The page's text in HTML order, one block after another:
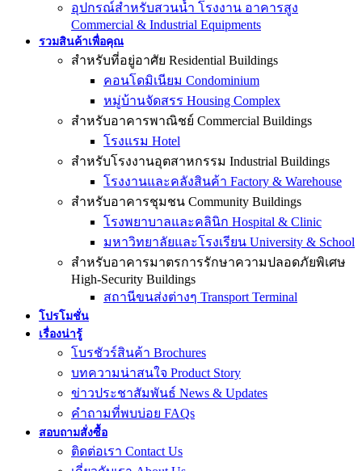
อุปกรณ์สำหรับสวนน้ำ โรงงาน อาคารสูง
Commercial & Industrial Equipments
รวมสินค้าเพื่อคุณ
สำหรับที่อยู่อาศัย Residential Buildings
คอนโดมิเนียม Condominium
หมู่บ้านจัดสรร Housing Complex
สำหรับอาคารพาณิชย์ Commercial Buildings
โรงแรม Hotel
สำหรับโรงงานอุตสาหกรรม Industrial Buildings
โรงงานและคลังสินค้า Factory & Warehouse
สำหรับอาคารชุมชน Community Buildings
โรงพยาบาลและคลินิก Hospital & Clinic
มหาวิทยาลัยและโรงเรียน University & School
สำหรับอาคารมาตรการรักษาความปลอดภัยพิเศษ
High-Security Buildings
สถานีขนส่งต่างๆ Transport Terminal
โปรโมชั่น
เรื่องน่ารู้
โบรชัวร์สินค้า Brochures
บทความน่าสนใจ Product Story
ข่าวประชาสัมพันธ์ News & Updates
คำถามที่พบบ่อย FAQs
สอบถามสั่งซื้อ
ติดต่อเรา Contact Us